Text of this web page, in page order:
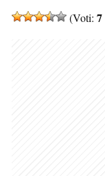
(Voti: 7